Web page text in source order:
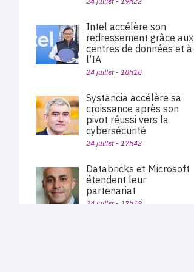
Intel accélère son
redressement grâce aux
centres de données et à
l’IA
24 juillet - 18h18
Systancia accélère sa
croissance après son
pivot réussi vers la
cybersécurité
24 juillet - 17h42
Databricks et Microsoft
étendent leur
partenariat
24 juillet - 17h19